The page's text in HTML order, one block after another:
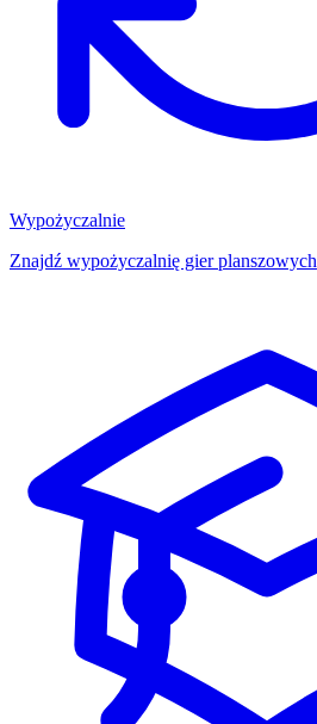
Wypożyczalnie
Znajdź wypożyczalnię gier planszowych